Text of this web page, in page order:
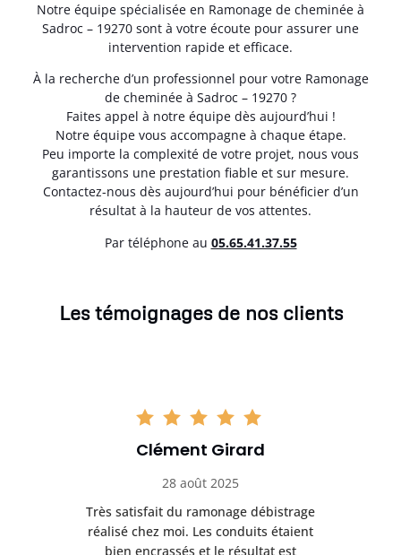
Notre équipe spécialisée en Ramonage de cheminée à
Sadroc – 19270 sont à votre écoute pour assurer une
intervention rapide et efficace.
À la recherche d’un professionnel pour votre Ramonage
de cheminée à Sadroc – 19270 ?
Faites appel à notre équipe dès aujourd’hui !
Notre équipe vous accompagne à chaque étape.
Peu importe la complexité de votre projet, nous vous
garantissons une prestation fiable et sur mesure.
Contactez-nous dès aujourd’hui pour bénéficier d’un
résultat à la hauteur de vos attentes.
Par téléphone au 05.65.41.37.55
Les témoignages de nos clients
Clément Girard
28 août 2025
Très satisfait du ramonage débistrage
réalisé chez moi. Les conduits étaient
bien encrassés et le résultat est